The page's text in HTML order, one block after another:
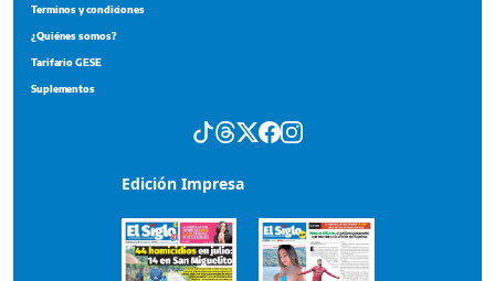
Terminos y condiciones
¿Quiénes somos?
Tarifario GESE
Suplementos
Edición Impresa